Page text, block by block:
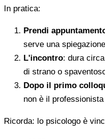
In pratica:
Prendi
serve una
L'incontro: dura
di strano o
Dopo il primo
non è il
Ricorda: lo psicologo è